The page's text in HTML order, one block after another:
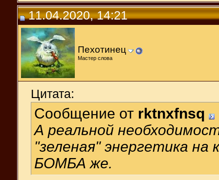
11.04.2020, 14:21
Пехотинец
Мастер слова
Цитата:
Сообщение от rktnxfnsq
А реальной
"зеленая" энергетика на
БОМБА же.